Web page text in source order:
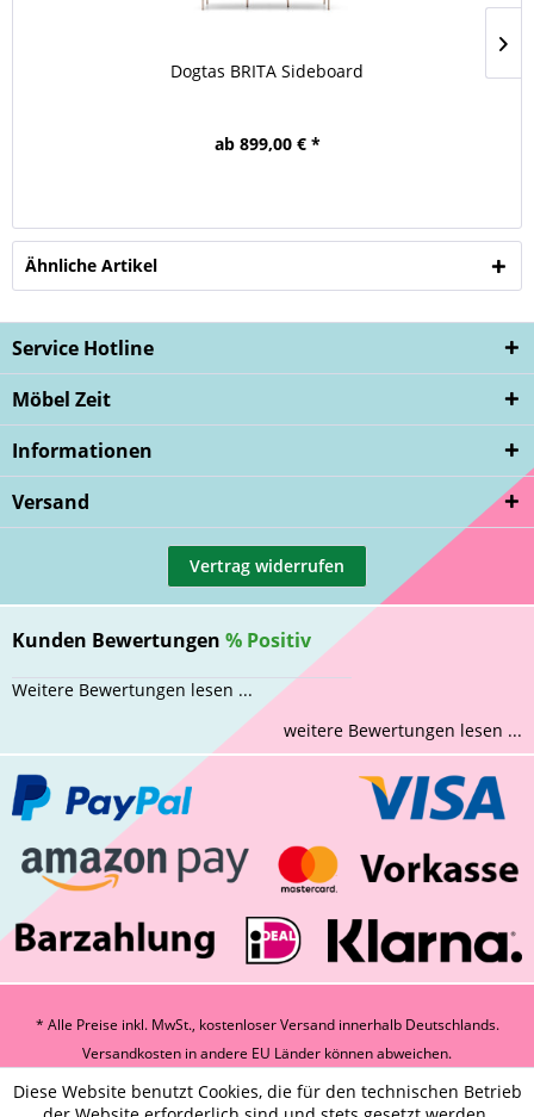
Dogtas BRITA Sideboard
ab 899,00 € *
Ähnliche Artikel
Service Hotline
Möbel Zeit
Informationen
Versand
Vertrag widerrufen
Kunden Bewertungen % Positiv
Weitere Bewertungen lesen ...
weitere Bewertungen lesen ...
* Alle Preise inkl. MwSt., kostenloser Versand innerhalb Deutschlands.
Versandkosten in andere EU Länder können abweichen.
Diese Website benutzt Cookies, die für den technischen Betrieb